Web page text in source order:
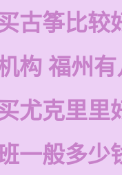
古筝比较
构 福州
尤克里里
一般多少